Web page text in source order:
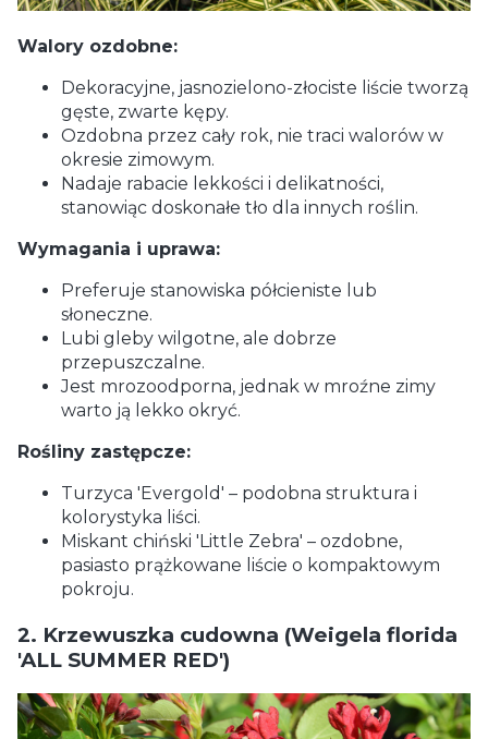
Walory ozdobne:
Dekoracyjne, jasnozielono-złociste liście tworzą
gęste, zwarte kępy.
Ozdobna przez cały rok, nie traci walorów w
okresie zimowym.
Nadaje rabacie lekkości i delikatności,
stanowiąc doskonałe tło dla innych roślin.
Wymagania i uprawa:
Preferuje stanowiska półcieniste lub
słoneczne.
Lubi gleby wilgotne, ale dobrze
przepuszczalne.
Jest mrozoodporna, jednak w mroźne zimy
warto ją lekko okryć.
Rośliny zastępcze:
Turzyca 'Evergold' – podobna struktura i
kolorystyka liści.
Miskant chiński 'Little Zebra' – ozdobne,
pasiasto prążkowane liście o kompaktowym
pokroju.
2. Krzewuszka cudowna (Weigela florida
'ALL SUMMER RED')